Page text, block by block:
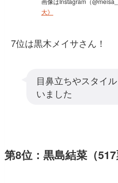
大》
7位は黒木メイサさん！
目鼻立ちやスタイ
いました
第8位：黒島結菜（517